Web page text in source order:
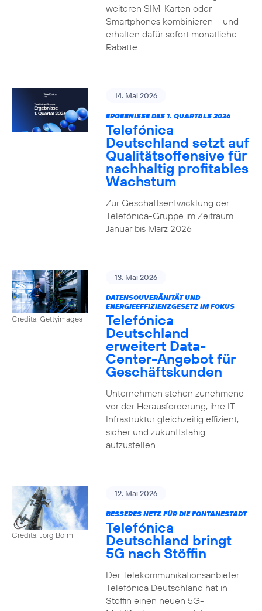
weiteren SIM-Karten oder
Smartphones kombinieren – und
erhalten dafür sofort monatliche
Rabatte
14. Mai 2026
ERGEBNISSE DES 1. QUARTALS 2026
Telefónica
Deutschland setzt auf
Qualitätsoffensive für
nachhaltig profitables
Wachstum
Zur Geschäftsentwicklung der
Telefónica-Gruppe im Zeitraum
Januar bis März 2026
Credits: Gettyimages
13. Mai 2026
DATENSOUVERÄNITÄT UND
ENERGIEEFFIZIENZGESETZ IM FOKUS
Telefónica
Deutschland
erweitert Data-
Center-Angebot für
Geschäftskunden
Unternehmen stehen zunehmend
vor der Herausforderung, ihre IT-
Infrastruktur gleichzeitig effizient,
sicher und zukunftsfähig
aufzustellen
Credits: Jörg Borm
12. Mai 2026
BESSERES NETZ FÜR DIE FONTANESTADT
Telefónica
Deutschland bringt
5G nach Stöffin
Der Telekommunikationsanbieter
Telefónica Deutschland hat in
Stöffin einen neuen 5G-